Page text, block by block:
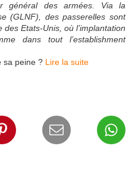
général des armées. Via la
(GLNF), des passerelles sont
Etats-Unis, où l’implantation
dans tout l’establishment
sa peine ? Lire la suite